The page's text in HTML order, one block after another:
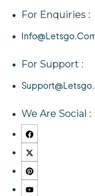
For Enquiries :
For Support :
We Are Social :